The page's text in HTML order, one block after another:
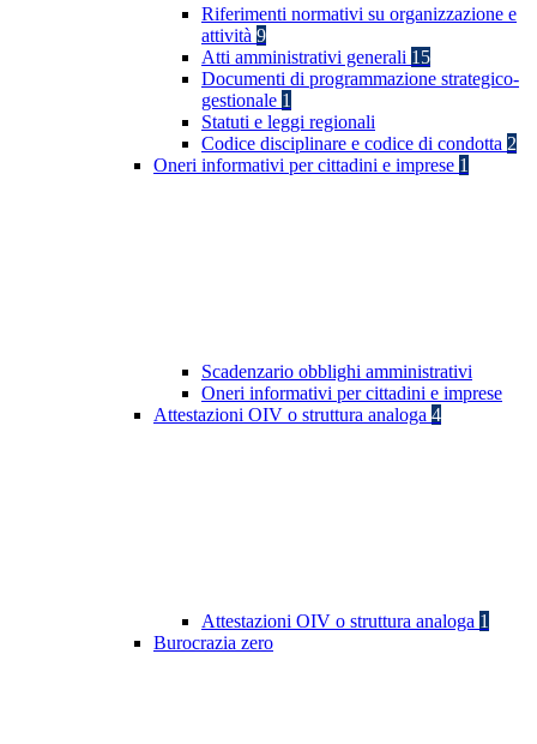
Riferimenti normativi su organizzazione e
attività 9
Atti amministrativi generali 15
Documenti di programmazione strategico-
gestionale 1
Statuti e leggi regionali
Codice disciplinare e codice di condotta 2
Oneri informativi per cittadini e imprese 1
Scadenzario obblighi amministrativi
Oneri informativi per cittadini e imprese
Attestazioni OIV o struttura analoga 4
Attestazioni OIV o struttura analoga 1
Burocrazia zero